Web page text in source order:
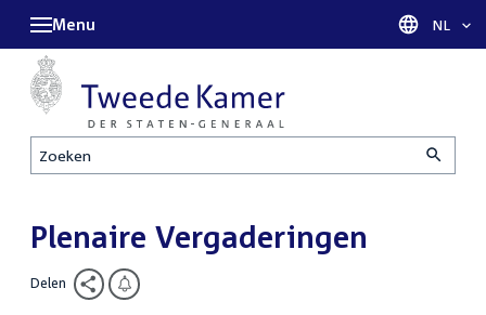
Zoeken
Menu Taal
NL
Plenaire Vergaderingen
Delen